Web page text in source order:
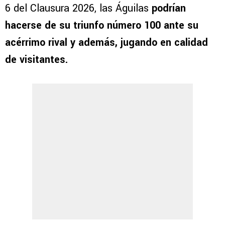
6 del Clausura 2026, las Águilas podrían
hacerse de su triunfo número 100 ante su
acérrimo rival y además, jugando en calidad
de visitantes.